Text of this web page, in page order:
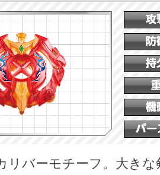
リバーモチーフ。大き